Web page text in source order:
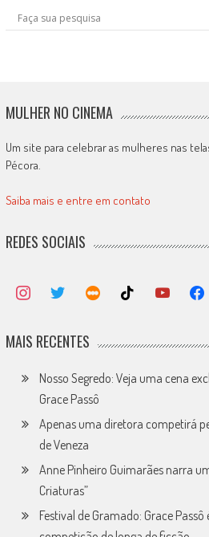
MULHER NO CINEMA
Um site para celebrar as mulheres nas
Pécora.
Saiba mais e entre em contato
REDES SOCIAIS
MAIS RECENTES
Nosso Segredo: Veja uma cena
Grace Passô
Apenas uma diretora competirá
de Veneza
Anne Pinheiro Guimarães narra
Criaturas”
Festival de Gramado: Grace